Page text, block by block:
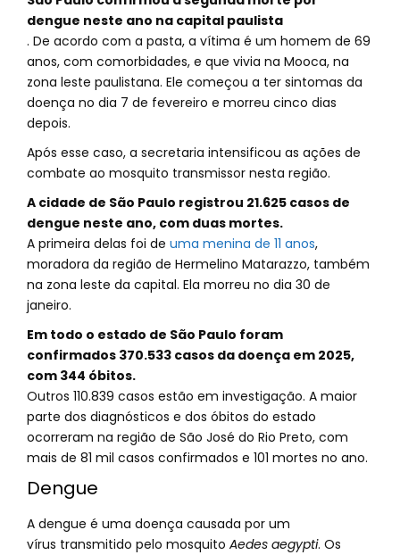
dengue neste ano na capital paulista
. De acordo com a pasta, a vítima é um homem de 69
anos, com comorbidades, e que vivia na Mooca, na
zona leste paulistana. Ele começou a ter sintomas da
doença no dia 7 de fevereiro e morreu cinco dias
depois.
Após esse caso, a secretaria intensificou as ações de
combate ao mosquito transmissor nesta região.
A cidade de São Paulo registrou 21.625 casos de
dengue neste ano, com duas mortes.
A primeira delas foi de uma menina de 11 anos,
moradora da região de Hermelino Matarazzo, também
na zona leste da capital. Ela morreu no dia 30 de
janeiro.
Em todo o estado de São Paulo foram
confirmados 370.533 casos da doença em 2025,
com 344 óbitos.
Outros 110.839 casos estão em investigação. A maior
parte dos diagnósticos e dos óbitos do estado
ocorreram na região de São José do Rio Preto, com
mais de 81 mil casos confirmados e 101 mortes no ano.
Dengue
A dengue é uma doença causada por um
vírus transmitido pelo mosquito Aedes aegypti. Os